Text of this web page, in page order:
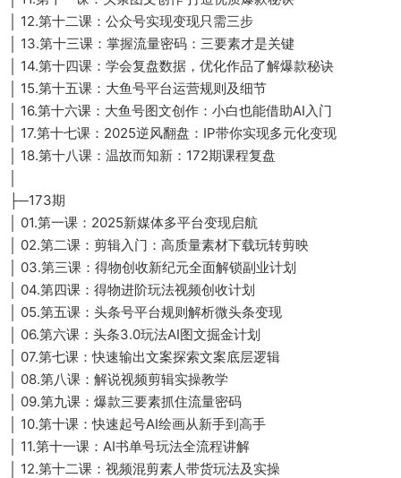
│ 12.第十二课：公众号实现变现只需三步
│ 13.第十三课：掌握流量密码：三要素才是关键
│ 14.第十四课：学会复盘数据，优化作品了解爆款秘诀
│ 15.第十五课：大鱼号平台运营规则及细节
│ 16.第十六课：大鱼号图文创作：小白也能借助AI入门
│ 17.第十七课：2025逆风翻盘：IP带你实现多元化变现
│ 18.第十八课：温故而知新：172期课程复盘
├─173期
│ 01.第一课：2025新媒体多平台变现启航
│ 02.第二课：剪辑入门：高质量素材下载玩转剪映
│ 03.第三课：得物创收新纪元全面解锁副业计划
│ 04.第四课：得物进阶玩法视频创收计划
│ 05.第五课：头条号平台规则解析微头条变现
│ 06.第六课：头条3.0玩法AI图文掘金计划
│ 07.第七课：快速输出文案探索文案底层逻辑
│ 08.第八课：解说视频剪辑实操教学
│ 09.第九课：爆款三要素抓住流量密码
│ 10.第十课：快速起号AI绘画从新手到高手
│ 11.第十一课：AI书单号玩法全流程讲解
│ 12.第十二课：视频混剪素人带货玩法及实操